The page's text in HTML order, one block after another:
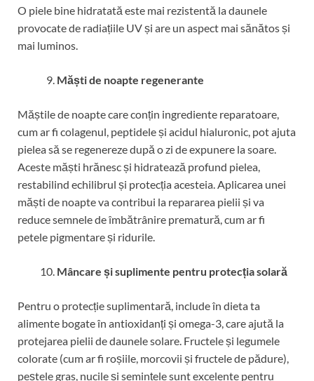
O piele bine hidratată este mai rezistentă la daunele
provocate de radiațiile UV și are un aspect mai sănătos și
mai luminos.
Măști de noapte regenerante
Măștile de noapte care conțin ingrediente reparatoare,
cum ar fi colagenul, peptidele și acidul hialuronic, pot ajuta
pielea să se regenereze după o zi de expunere la soare.
Aceste măști hrănesc și hidratează profund pielea,
restabilind echilibrul și protecția acesteia. Aplicarea unei
măști de noapte va contribui la repararea pielii și va
reduce semnele de îmbătrânire prematură, cum ar fi
petele pigmentare și ridurile.
Mâncare și suplimente pentru protecția solară
Pentru o protecție suplimentară, include în dieta ta
alimente bogate în antioxidanți și omega-3, care ajută la
protejarea pielii de daunele solare. Fructele și legumele
colorate (cum ar fi roșiile, morcovii și fructele de pădure),
peștele gras, nucile și semințele sunt excelente pentru